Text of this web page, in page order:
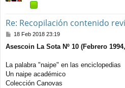
Re: Recopilación contenido
M
n
a
j
e
18 Feb 2018 23:19
Asescoin La Sota Nº 10 (Febrero
La palabra "naipe" en las enciclopedias
Un naipe académico
Colección Canovas